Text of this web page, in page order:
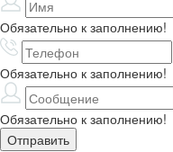
Обязательно к заполнению!
Обязательно к заполнению!
Обязательно к заполнению!